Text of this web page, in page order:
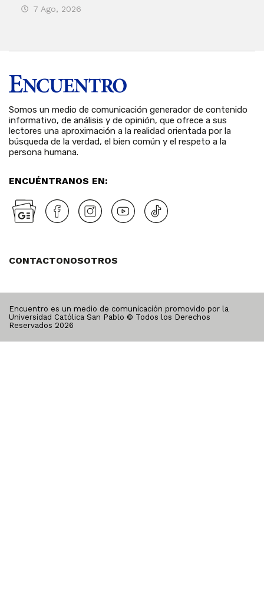
7 Ago, 2026
Somos un medio de comunicación generador de contenido
informativo, de análisis y de opinión, que ofrece a sus
lectores una aproximación a la realidad orientada por la
búsqueda de la verdad, el bien común y el respeto a la
persona humana.
ENCUÉNTRANOS EN:
CONTACTONOSOTROS
Encuentro es un medio de comunicación promovido por la
Universidad Católica San Pablo © Todos los Derechos
Reservados 2026